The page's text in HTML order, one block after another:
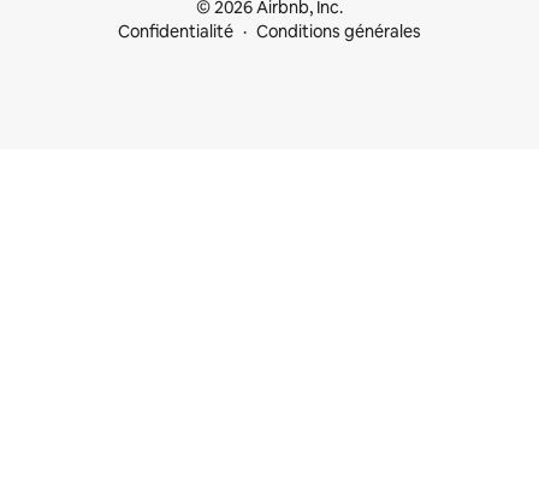
© 2026 Airbnb, Inc.
Confidentialité
Conditions générales